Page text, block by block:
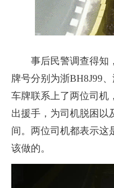
事后民警调查得知
牌号分别为浙BH8J99、
车牌联系上了两位司机
出援手，为司机脱困以
间。两位司机都表示这
该做的。